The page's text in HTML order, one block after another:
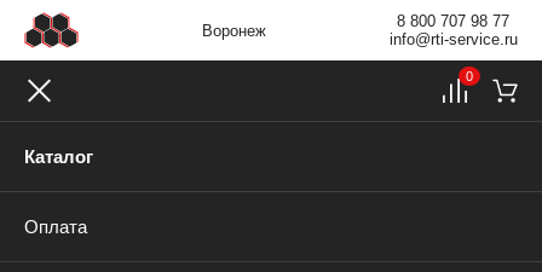
Воронеж
8 800 707 98 77
info@rti-service.ru
Каталог
Оплата
0